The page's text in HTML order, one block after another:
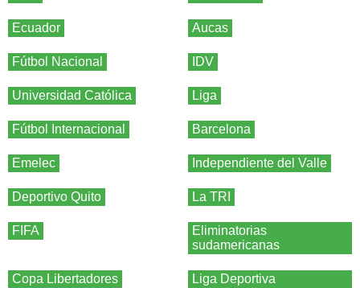
Ecuador Aucas
Fútbol Nacional IDV
Universidad Católica Liga
Fútbol Internacional Barcelona
Emelec Independiente del Valle
Deportivo Quito La TRI
FIFA
Eliminatorias
sudamericanas
Copa Libertadores
Liga Deportiva